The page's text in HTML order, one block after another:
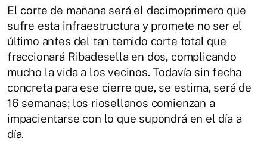
El corte de mañana será el decimoprimero que
sufre esta infraestructura y promete no ser el
último antes del tan temido corte total que
fraccionará Ribadesella en dos, complicando
mucho la vida a los vecinos. Todavía sin fecha
concreta para ese cierre que, se estima, será de
16 semanas; los riosellanos comienzan a
impacientarse con lo que supondrá en el día a
día.